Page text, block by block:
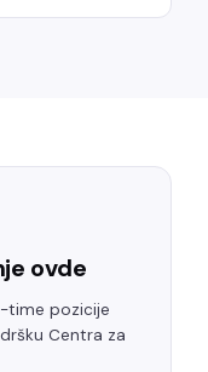
ovde
time pozicije
Centra za